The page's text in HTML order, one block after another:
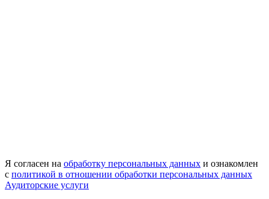
Я согласен на обработку персональных данных и ознакомлен
с политикой в отношении обработки персональных данных
Аудиторские услуги